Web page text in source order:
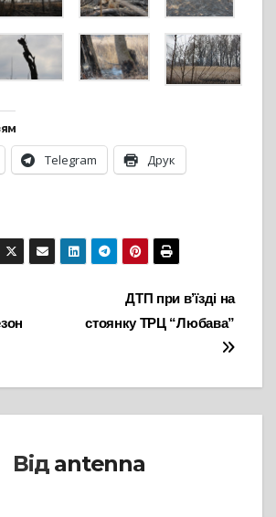
Telegram Друк
ДТП при в’їзді на
стоянку ТРЦ “Любава”
Від antenna